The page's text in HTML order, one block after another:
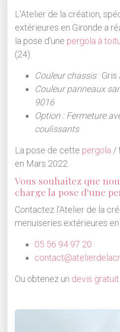
L'Atelier de la création,
extérieures en Gironde a
la pose d'une pergola à
(24).
Couleur chassis:
Couleur panneaux
9016
Option : Fermeture
coulissants
La pose de cette pergola /
en Mars 2022.
Vous souhaitez que
charge la pose d'une
Contactez l'Atelier de la
menuiseries extérieures en
05 56 94 97 20
Ou obtenez un devis